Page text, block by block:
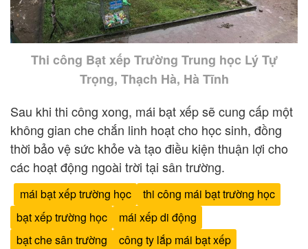
Thi công Bạt xếp Trường Trung học Lý Tự
Trọng, Thạch Hà, Hà Tĩnh
Sau khi thi công xong, mái bạt xếp sẽ cung cấp một
không gian che chắn linh hoạt cho học sinh, đồng
thời bảo vệ sức khỏe và tạo điều kiện thuận lợi cho
các hoạt động ngoài trời tại sân trường.
mái bạt xếp trường học
thi công mái bạt trường học
bạt xếp trường học
mái xếp di động
bạt che sân trường
công ty lắp mái bạt xếp